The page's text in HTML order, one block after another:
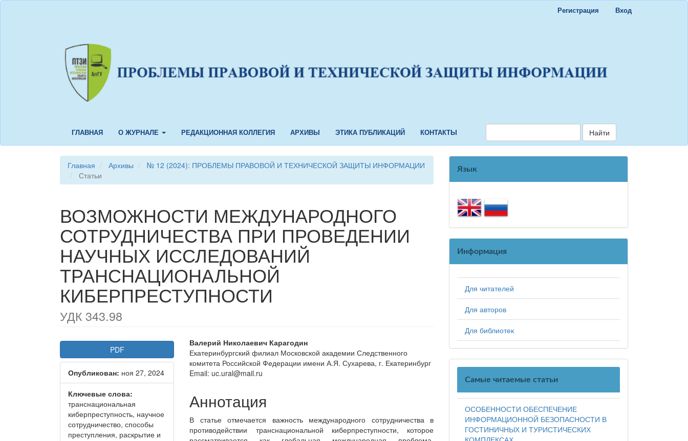
Быстрый
Регистрация Вход
ГЛАВНАЯ О ЖУРНАЛЕ РЕДАКЦИОННАЯ КОЛЛЕГИЯ АРХИВЫ ЭТИКА ПУБЛИКАЦИЙ КОНТАКТЫ Найти
Главная Архивы
№ 12 (2024): ПРОБЛЕМЫ ПРАВОВОЙ И ТЕХНИЧЕСКОЙ ЗАЩИТЫ ИНФОРМАЦИИ
Статьи
ВОЗМОЖНОСТИ МЕЖДУНАРОДНОГО
СОТРУДНИЧЕСТВА ПРИ ПРОВЕДЕНИИ
НАУЧНЫХ ИССЛЕДОВАНИЙ
ТРАНСНАЦИОНАЛЬНОЙ
КИБЕРПРЕСТУПНОСТИ
УДК 343.98
Статья
боковой
панели
PDF
Опубликован: ноя 27, 2024
Ключевые слова:
транснациональная
киберпреступность, научное
сотрудничество, способы
преступления, раскрытие и
Основное
содержание
статьи
Валерий Николаевич Карагодин
Екатеринбургский филиал Московской академии Следственного
комитета Российской Федерации имени А.Я. Сухарева, г. Екатеринбург
Email: uc.ural@mail.ru
Аннотация
В статье отмечается важность международного сотрудничества в
противодействии транснациональной киберпреступности, которое
Язык
Информация
Для читателей
Для авторов
Для библиотек
Самые читаемые статьи
ОСОБЕННОСТИ ОБЕСПЕЧЕНИЕ
ИНФОРМАЦИОННОЙ БЕЗОПАСНОСТИ В
ГОСТИНИЧНЫХ И ТУРИСТИЧЕСКИХ